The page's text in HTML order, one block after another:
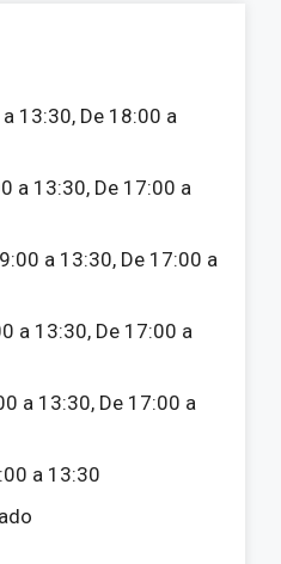
13:30, De 18:00 a
a 13:30, De 17:00 a
a 13:30, De 17:00 a
a 13:30, De 17:00 a
a 13:30, De 17:00 a
a 13:30